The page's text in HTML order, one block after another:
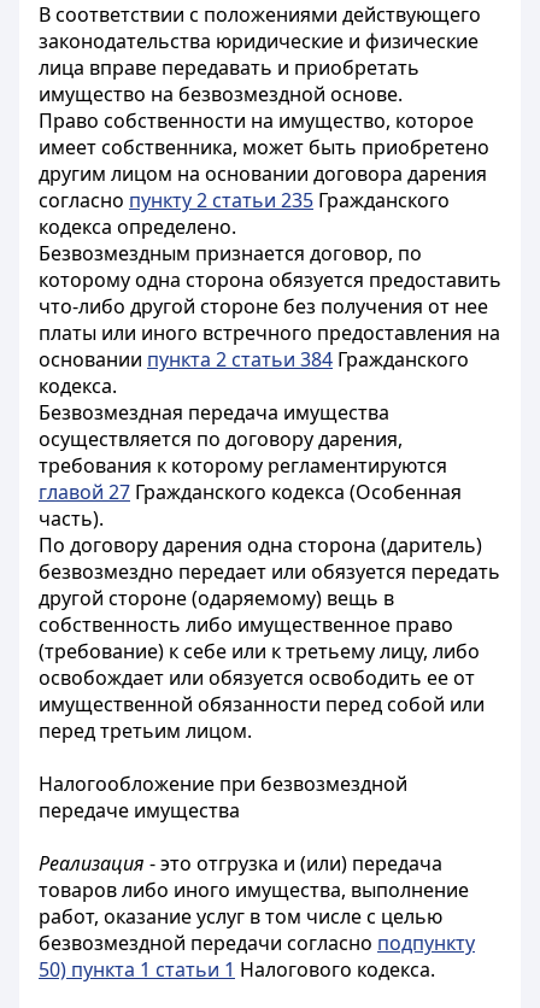
В соответствии с положениями действующего
законодательства юридические и физические
лица вправе передавать и приобретать
имущество на безвозмездной основе.
Право собственности на имущество, которое
имеет собственника, может быть приобретено
другим лицом на основании договора дарения
согласно пункту 2 статьи 235 Гражданского
кодекса определено.
Безвозмездным признается договор, по
которому одна сторона обязуется предоставить
что-либо другой стороне без получения от нее
платы или иного встречного предоставления на
основании пункта 2 статьи 384 Гражданского
кодекса.
Безвозмездная передача имущества
осуществляется по договору дарения,
требования к которому регламентируются
главой 27 Гражданского кодекса (Особенная
часть).
По договору дарения одна сторона (даритель)
безвозмездно передает или обязуется передать
другой стороне (одаряемому) вещь в
собственность либо имущественное право
(требование) к себе или к третьему лицу, либо
освобождает или обязуется освободить ее от
имущественной обязанности перед собой или
перед третьим лицом.
Налогообложение при безвозмездной
передаче имущества
Реализация - это отгрузка и (или) передача
товаров либо иного имущества, выполнение
работ, оказание услуг в том числе с целью
безвозмездной передачи согласно подпункту
50) пункта 1 статьи 1 Налогового кодекса.